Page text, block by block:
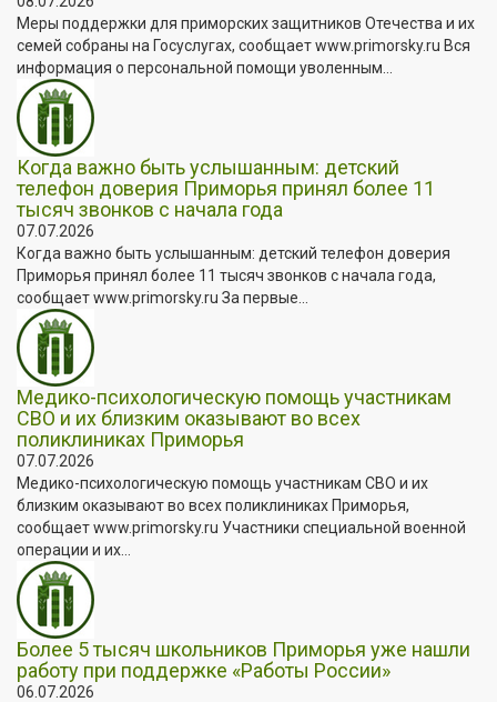
Меры поддержки для приморских защитников Отечества и их
семей собраны на Госуслугах, сообщает www.primorsky.ru Вся
информация о персональной помощи уволенным...
Когда важно быть услышанным: детский
телефон доверия Приморья принял более 11
тысяч звонков с начала года
07.07.2026
Когда важно быть услышанным: детский телефон доверия
Приморья принял более 11 тысяч звонков с начала года,
сообщает www.primorsky.ru За первые...
Медико-психологическую помощь участникам
СВО и их близким оказывают во всех
поликлиниках Приморья
07.07.2026
Медико-психологическую помощь участникам СВО и их
близким оказывают во всех поликлиниках Приморья,
сообщает www.primorsky.ru Участники специальной военной
операции и их...
Более 5 тысяч школьников Приморья уже нашли
работу при поддержке «Работы России»
06.07.2026